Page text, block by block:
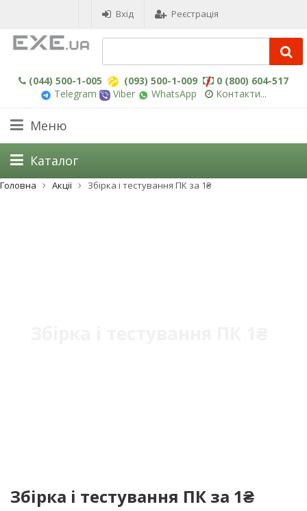
Вхід Реєстрація
(044) 500-1-005 (093) 500-1-009
0 (800) 604-517
Telegram
Viber WhatsApp Контакти...
Меню
Головна Акції Збірка і тестування ПК за 1₴
Збірка і тестування ПК за 1₴
Каталог